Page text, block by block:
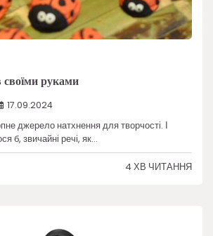
своїми руками
17.09.2024
джерело натхнення для творчості. І
б, звичайні речі, як…
4 ХВ ЧИТАННЯ